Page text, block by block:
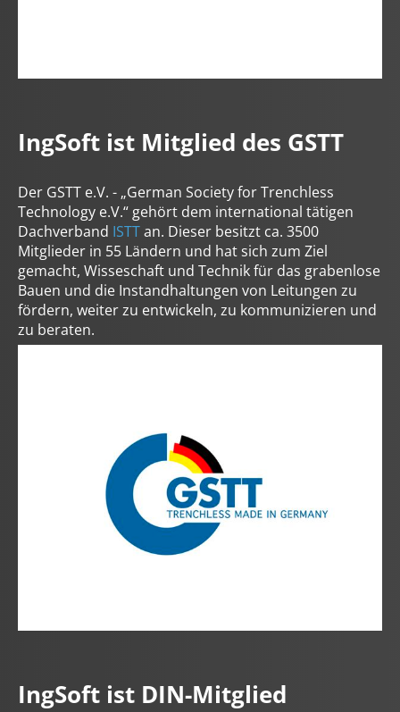
Abfrage) können wir aber auch ohne Ihre Einwilligung
IngSoft ist Mitglied des GSTT
Der GSTT e.V. - „German Society for Trenchless
Technology e.V.“ gehört dem international tätigen
Dachverband ISTTan. Dieser besitzt ca. 3500
Mitglieder in 55 Ländern und hat sich zum Ziel
gemacht, Wisseschaft und Technik für das grabenlose
Bauen und die Instandhaltungen von Leitungen zu
fördern, weiter zu entwickeln, zu kommunizieren und
zu beraten.
IngSoft ist DIN-Mitglied